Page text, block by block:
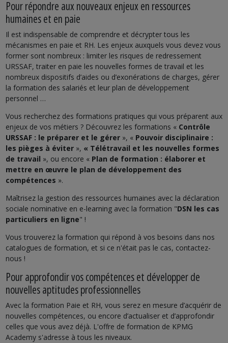
Pour répondre aux nouveaux enjeux en ressources
humaines et en paie
Il est indispensable de comprendre et décrypter tous les
mécanismes en paie et RH. Les enjeux auxquels vous devez vous
former sont nombreux : limiter les risques de redressement
URSSAF, traiter en paie les nouvelles formes de travail et les
nombreux dispositifs d’aides ou d’exonérations de charges, gérer
la formation des salariés et leur plan de développement
personnel …
Vous recherchez des formations pratiques qui vous préparent aux
enjeux de vos métiers ? Découvrez les formations « Contrôle
URSSAF : le préparer et le gérer», « Pouvoir disciplinaire :
les pièges à éviter», « Télétravail et les nouvelles formes
de travail », ou encore « Plan de formation : élaborer et
mettre en œuvre le plan de développement des
compétences ».
Maîtrisez la gestion des ressources humaines avec la déclaration
sociale nominative en e-learning avec la formation "DSN les cas
particuliers en ligne" !
Vous trouverez la formation qui répond à vos besoins dans nos
catalogues de formation, et si ce n'était pas le cas, contactez-
nous !
Pour approfondir vos compétences et développer de
nouvelles aptitudes professionnelles
Avec la formation Paie et RH, vous serez en mesure d’acquérir de
nouvelles compétences, ou encore d’actualiser et d’approfondir
celles que vous avez déjà. L'offre de formation de KPMG
Academy s'adresse à tous les niveaux.